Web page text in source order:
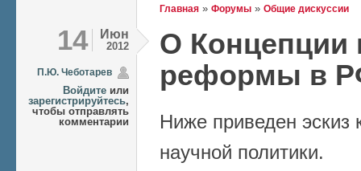
Главная » Форумы » Общие дискуссии
14 Июн
2012
П.Ю. Чеботарев
Войдите или
зарегистрируйтесь,
чтобы отправлять
комментарии
О Концепции
реформы в
Ниже приведен
научной политики.